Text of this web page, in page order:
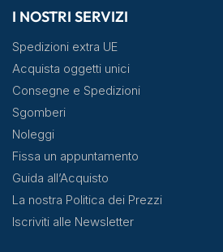
I NOSTRI SERVIZI
Spedizioni extra UE
Acquista oggetti unici
Consegne e Spedizioni
Sgomberi
Noleggi
Fissa un appuntamento
Guida all’Acquisto
La nostra Politica dei Prezzi
Iscriviti alle Newsletter